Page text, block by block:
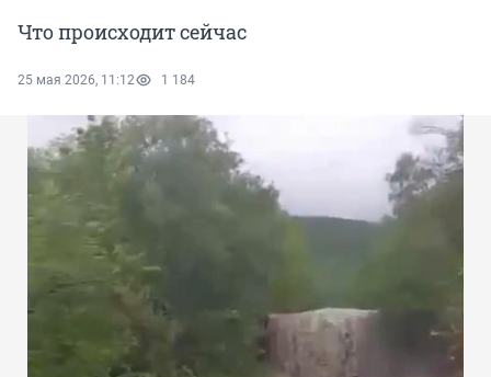
Что происходит сейчас
25 мая 2026, 11:12 1 184